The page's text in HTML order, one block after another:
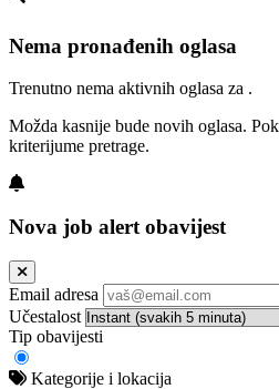
Nema pronađenih oglasa
Trenutno nema aktivnih oglasa za .
Možda kasnije bude novih oglasa.
kriterijume pretrage.
Nova job alert obavijest
Email adresa
Učestalost
Tip obavijesti
Kategorije i lokacija